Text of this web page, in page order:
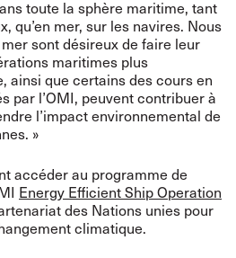
toute la sphère maritime, tant
qu’en mer, sur les navires. Nous
sont désireux de faire leur
maritimes plus
ainsi que certains des cours en
par l’OMI, peuvent contribuer à
l’impact environnemental de
»
accéder au programme de
Energy Efficient Ship Operation
des Nations unies pour
climatique.